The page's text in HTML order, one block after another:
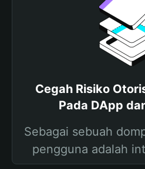
Cegah Risiko
Pada DApp
Sebagai sebuah
pengguna adalah